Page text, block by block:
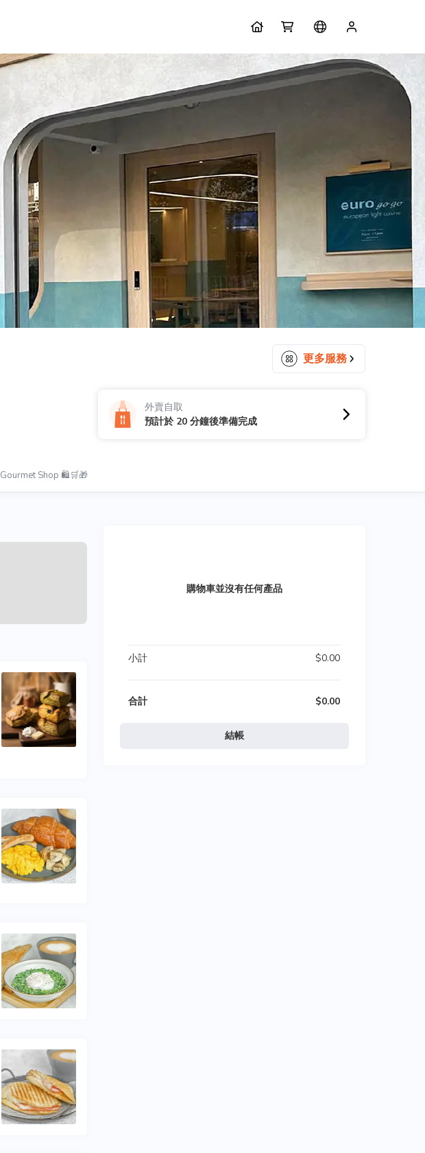
更多服務
外賣自取
預計於 20 分鐘後準備完成
Gourmet Shop 🛍🛒🎁
購物車並沒有任何產品
小計 $0.00
合計 $0.00
結帳